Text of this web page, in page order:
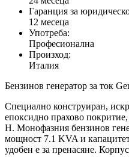
Гаранция за
12 месеца
Употреба:
Професионална
Произход:
Италия
Бензинов генератор за ток
Специално конструиран,
епоксидно прахово
H. Монофазния бензинов
мощност 7.1 KVA и
удобен е за пренасяне.